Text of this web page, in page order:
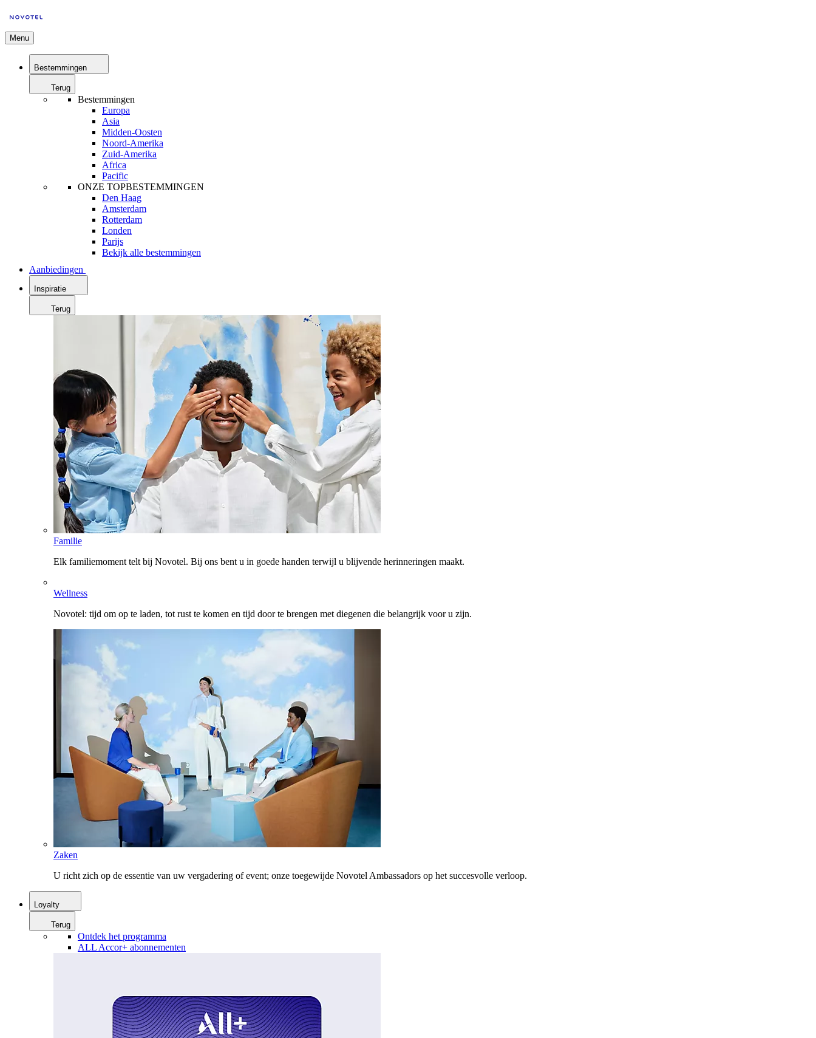
Menu
Bestemmingen
Terug
Bestemmingen
Europa
Asia
Midden-Oosten
Noord-Amerika
Zuid-Amerika
Africa
Pacific
ONZE TOPBESTEMMINGEN
Den Haag
Amsterdam
Rotterdam
Londen
Parijs
Bekijk alle bestemmingen
Aanbiedingen
Inspiratie
Terug
Familie
Elk familiemoment telt bij Novotel. Bij ons bent u in goede handen terwijl u blijvende herinneringen maakt.
Wellness
Novotel: tijd om op te laden, tot rust te komen en tijd door te brengen met diegenen die belangrijk voor u zijn.
Zaken
U richt zich op de essentie van uw vergadering of event; onze toegewijde Novotel Ambassadors op het succesvolle verloop.
Loyalty
Terug
Ontdek het programma
ALL Accor+ abonnementen